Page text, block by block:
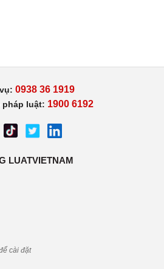
0938 36 1919
pháp luật: 1900 6192
LUATVIETNAM
cài đặt